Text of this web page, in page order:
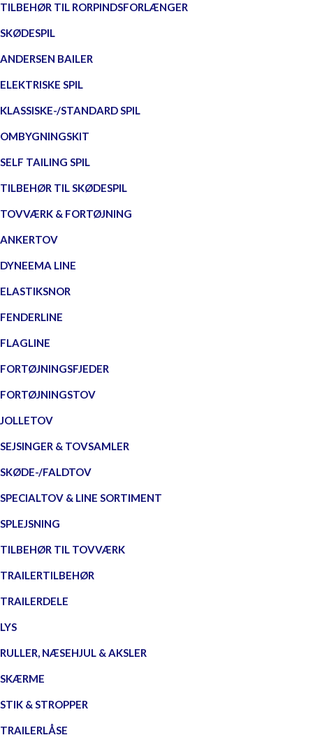
TILBEHØR TIL RORPINDSFORLÆNGER
SKØDESPIL
ANDERSEN BAILER
ELEKTRISKE SPIL
KLASSISKE-/STANDARD SPIL
OMBYGNINGSKIT
SELF TAILING SPIL
TILBEHØR TIL SKØDESPIL
TOVVÆRK & FORTØJNING
ANKERTOV
DYNEEMA LINE
ELASTIKSNOR
FENDERLINE
FLAGLINE
FORTØJNINGSFJEDER
FORTØJNINGSTOV
JOLLETOV
SEJSINGER & TOVSAMLER
SKØDE-/FALDTOV
SPECIALTOV & LINE SORTIMENT
SPLEJSNING
TILBEHØR TIL TOVVÆRK
TRAILERTILBEHØR
TRAILERDELE
LYS
RULLER, NÆSEHJUL & AKSLER
SKÆRME
STIK & STROPPER
TRAILERLÅSE